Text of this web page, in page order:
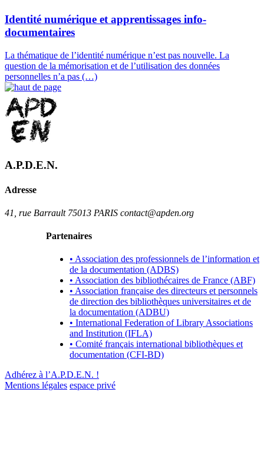
Identité numérique et apprentissages info-
documentaires
La thématique de l’identité numérique n’est pas nouvelle. La
question de la mémorisation et de l’utilisation des données
personnelles n’a pas (…)
A.P.D.E.N.
Adresse
41, rue Barrault 75013 PARIS contact@apden.org
Partenaires
• Association des professionnels de l’information et
de la documentation (ADBS)
• Association des bibliothécaires de France (ABF)
• Association française des directeurs et personnels
de direction des bibliothèques universitaires et de
la documentation (ADBU)
• International Federation of Library Associations
and Institution (IFLA)
• Comité français international bibliothèques et
documentation (CFI-BD)
Adhérez à l’A.P.D.E.N. !
Mentions légales espace privé